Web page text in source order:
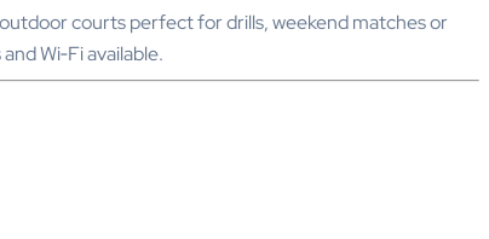
courts perfect for drills, weekend matches or
Wi‑Fi available.